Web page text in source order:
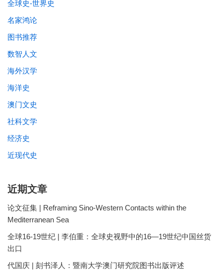
全球史-世界史
名家鸿论
图书推荐
数智人文
海外汉学
海洋史
澳门文史
社科文学
经济史
近现代史
近期文章
论文征集 | Reframing Sino-Western Contacts within the
Mediterranean Sea
全球16-19世纪 | 李伯重：全球史视野中的16—19世纪中国丝货
出口
代国庆 | 刻书泽人：暨南大学澳门研究院图书出版评述